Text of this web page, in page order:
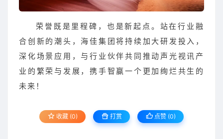
荣誉既是里程碑，也是新起点。站在行业融
合创新的潮头，海佳集团将持续加大研发投入，
深化场景应用，与行业伙伴共同推动声光视讯产
业的繁荣与发展，携手智赢一个更加绚烂共生的
未来！
收藏 (0) 打赏 点赞 (0)